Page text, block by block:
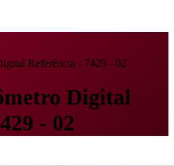
Referência - 7429 - 02
Digital
- 02